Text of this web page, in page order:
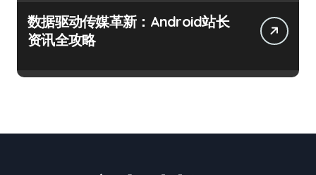
数据驱动传媒革新：Android站长
资讯全攻略